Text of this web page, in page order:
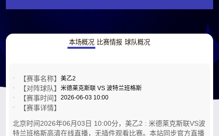
本场概况 比赛情报 球队概况
【赛事名称】 美乙2
【对阵球队】 米德莱克斯联 VS 波特兰班格斯
【赛事时间】 2026-06-03 10:00
【赛事详情】
北京时间2026年06月03日 10:00分，美乙2 : 米德莱克斯联VS波
特兰班格斯高清在线直播，无插件观看比赛。本站同步官方直播